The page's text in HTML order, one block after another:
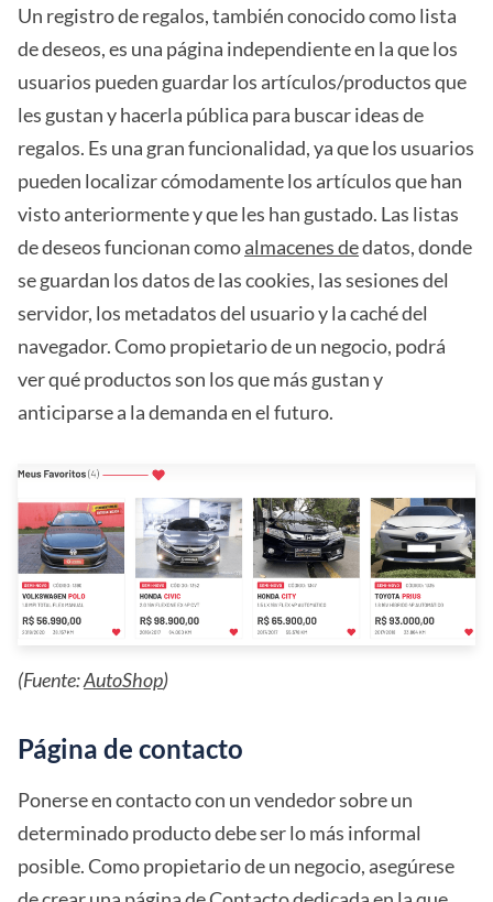
Un registro de regalos, también conocido como lista
de deseos, es una página independiente en la que los
usuarios pueden guardar los artículos/productos que
les gustan y hacerla pública para buscar ideas de
regalos. Es una gran funcionalidad, ya que los usuarios
pueden localizar cómodamente los artículos que han
visto anteriormente y que les han gustado. Las listas
de deseos funcionan comoalmacenes dedatos, donde
se guardan los datos de las cookies, las sesiones del
servidor, los metadatos del usuario y la caché del
navegador. Como propietario de un negocio, podrá
ver qué productos son los que más gustan y
anticiparse a la demanda en el futuro.
(Fuente:AutoShop)
Página de contacto
Ponerse en contacto con un vendedor sobre un
determinado producto debe ser lo más informal
posible. Como propietario de un negocio, asegúrese